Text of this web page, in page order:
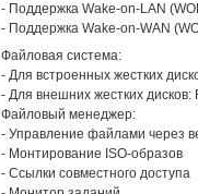
- Поддержка Wake-on-LAN
- Поддержка Wake-on-WAN
Файловая система:
- Для встроенных жестких
- Для внешних жестких дисков:
Файловый менеджер:
- Управление файлами через
- Монтирование ISO-образов
- Ссылки совместного доступа